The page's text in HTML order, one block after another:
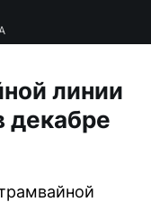
линии
декабре